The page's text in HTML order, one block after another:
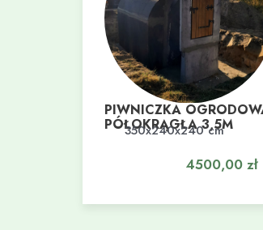
PIWNICZKA
PÓŁOKRĄGŁA 3,5M
350x240x240 cm
4500,00 zł
Dodaj do koszyka